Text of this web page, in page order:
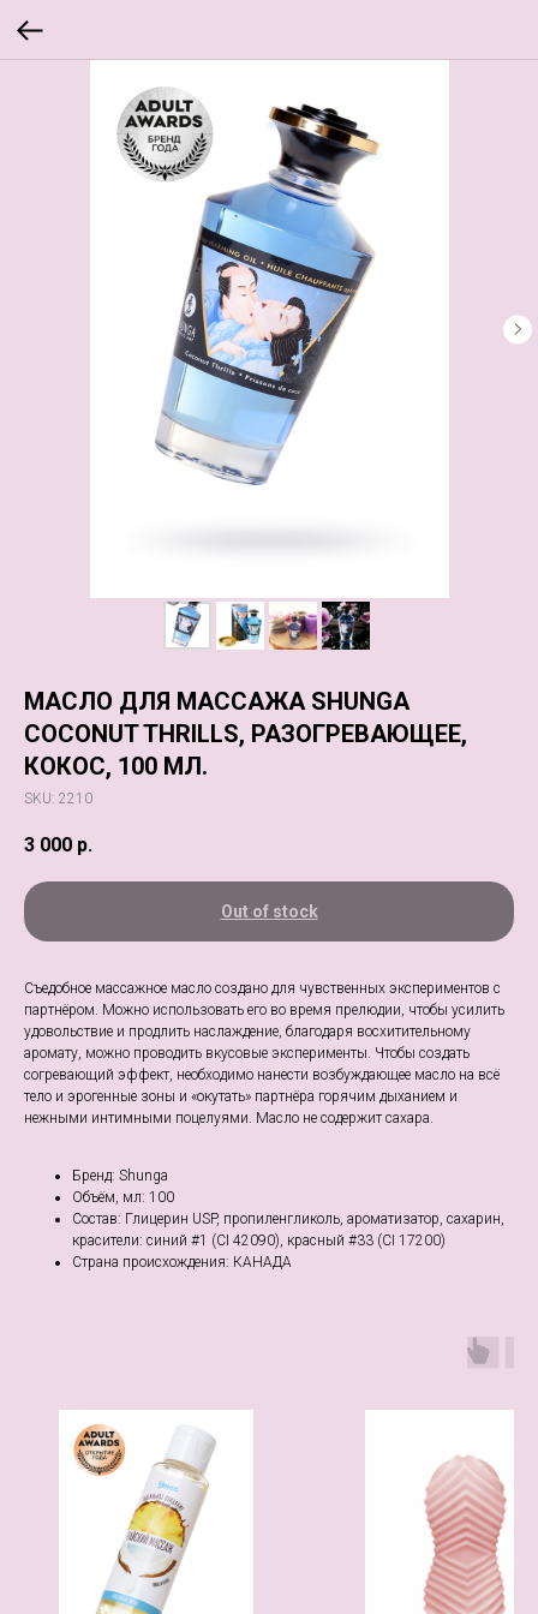
МАСЛО ДЛЯ МАССАЖА SHUNGA
COCONUT THRILLS, РАЗОГРЕВАЮЩЕЕ,
КОКОС, 100 МЛ.
SKU: 2210
3 000 р.
Out of stock
Съедобное массажное масло создано для чувственных экспериментов с
партнёром. Можно использовать его во время прелюдии, чтобы усилить
удовольствие и продлить наслаждение, благодаря восхитительному
аромату, можно проводить вкусовые эксперименты. Чтобы создать
согревающий эффект, необходимо нанести возбуждающее масло на всё
тело и эрогенные зоны и «окутать» партнёра горячим дыханием и
нежными интимными поцелуями. Масло не содержит сахара.
Бренд: Shunga
Объём, мл: 100
Состав: Глицерин USP, пропиленгликоль, ароматизатор, сахарин,
красители: синий #1 (CI 42090), красный #33 (CI 17200)
Страна происхождения: КАНАДА